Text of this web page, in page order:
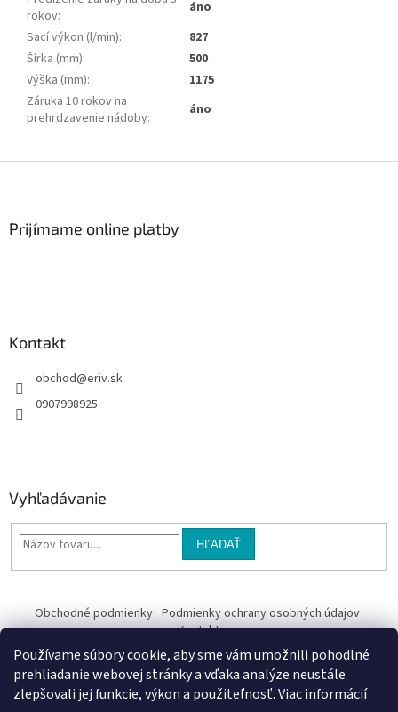
Používame súbory cookie, aby sme vám umožnili pohodlné
prehliadanie webovej stránky a vďaka analýze neustále
zlepšovali jej funkcie, výkon a použiteľnosť.Viac informácií
rokov:
áno
Sací výkon (l/min):
827
Šírka (mm):
500
Výška (mm):
1175
Záruka 10 rokov na
prehrdzavenie nádoby: áno
Prijímame online platby
Kontakt
obchod@eriv.sk
0907998925
Vyhľadávanie
HĽADAŤ
Obchodné podmienky Podmienky ochrany osobných údajov
Kontakty
Obchodné podmienky